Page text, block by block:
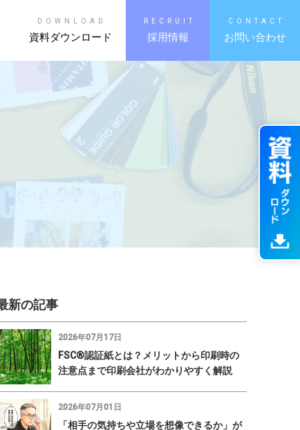
DOWNLOAD
資料ダウンロード
RECRUIT
採用情報
CONTACT
お問い合わせ
新の記事
2026年07月17日
FSC®認証紙とは？メリットから印刷時の
注意点まで印刷会社がわかりやすく解説
2026年07月01日
「相手の気持ちや立場を想像できるか」が